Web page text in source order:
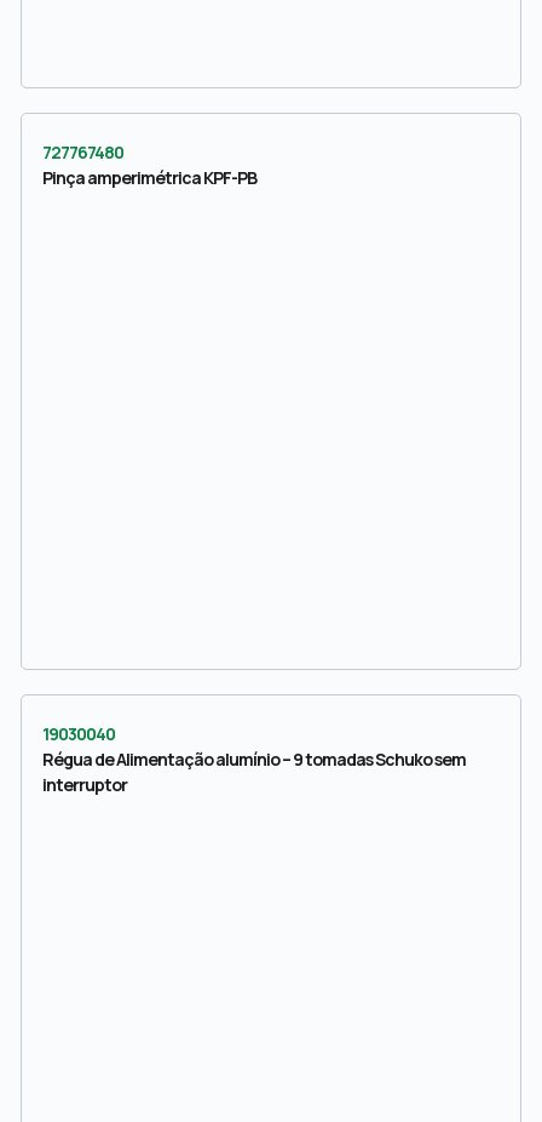
727767480
Pinça amperimétrica KPF-PB
19030040
Régua de Alimentação alumínio – 9 tomadas Schuko sem
interruptor